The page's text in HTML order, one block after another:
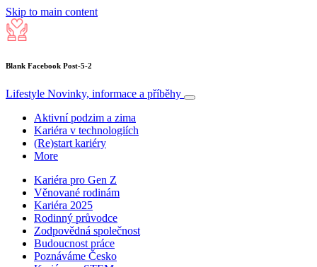
Skip to main content
Blank Facebook Post-5-2
Lifestyle Novinky, informace a příběhy
Aktivní podzim a zima
Kariéra v technologiích
(Re)start kariéry
More
Kariéra pro Gen Z
Věnované rodinám
Kariéra 2025
Rodinný průvodce
Zodpovědná společnost
Budoucnost práce
Poznáváme Česko